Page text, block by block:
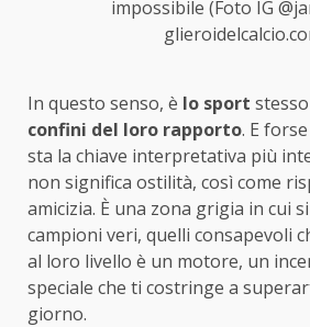
impossibile (Foto IG
In questo senso, è lo sport stesso
confini del loro rapporto. E
sta la chiave interpretativa più
non significa ostilità, così come
amicizia. È una zona grigia in cui
campioni veri, quelli consapevoli
al loro livello è un motore, un
speciale che ti costringe a
giorno.